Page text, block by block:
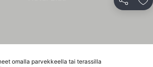
Jaa
omalla parvekkeella tai terassilla